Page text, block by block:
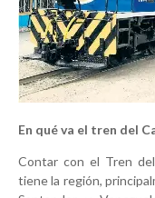
En qué va el tren del
Contar con el Tren
tiene la región,